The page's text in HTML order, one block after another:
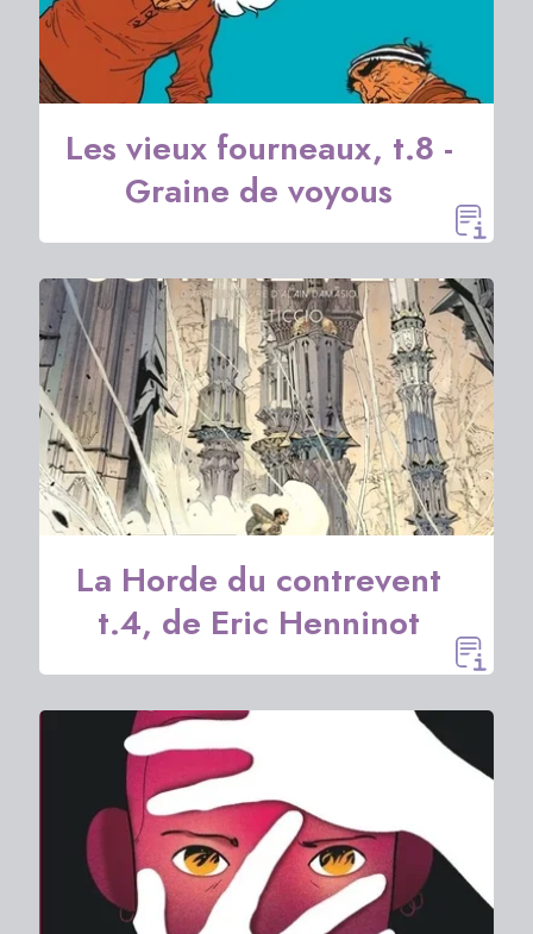
Les vieux fourneaux, t.8 -
Graine de voyous
La Horde du contrevent
t.4, de Eric Henninot